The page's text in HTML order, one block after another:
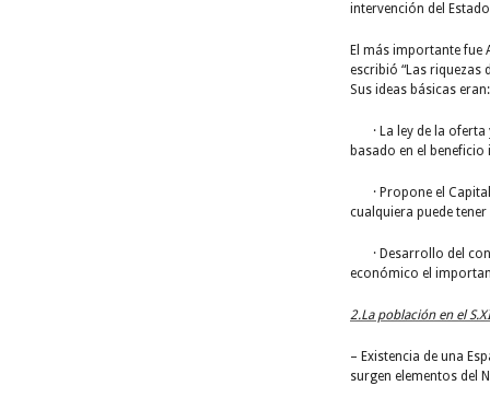
intervención del
El más importante fue
escribió “Las riquezas
Sus ideas básicas eran:
· La ley de la oferta
basado en el
· Propone el
cualquiera puede
· Desarrollo del
económico el
2.La población en el
– Existencia de una
surgen elementos del